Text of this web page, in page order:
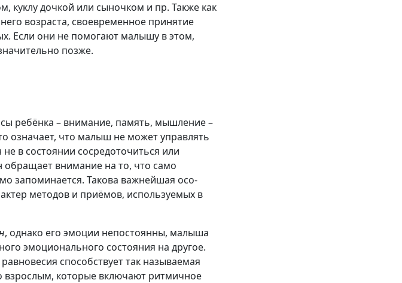
куклу дочкой или сыночком и пр. Также как
возраста, своевременное принятие
Если они не помогают малышу в этом,
позже.
ребёнка – внимание, память, мышление –
означает, что малыш не может управлять
в состоянии сосредо­точиться или
обращает внимание на то, что само
запоминается. Такова важнейшая осо­
методов и приёмов, используемых в
, однако его эмоции непостоянны, малыша
эмоционального состояния на другое.
способствует так называемая
взрослым, которые включают ритмичное